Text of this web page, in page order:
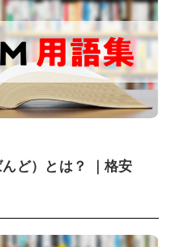
ど）とは？ ｜格安